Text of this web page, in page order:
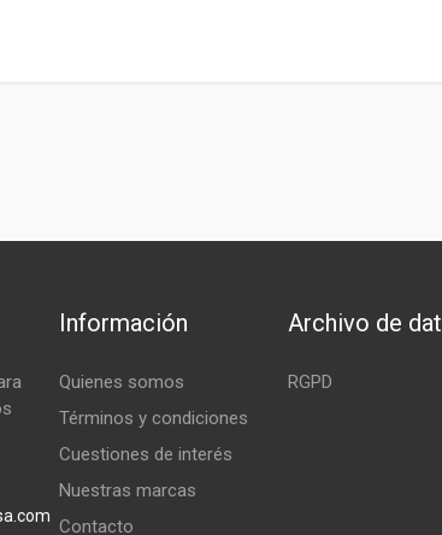
Información
Quienes somos
Términos y condiciones
Cuestiones de interés
Nuestras marcas
Contacto
Archivo de
RGPD